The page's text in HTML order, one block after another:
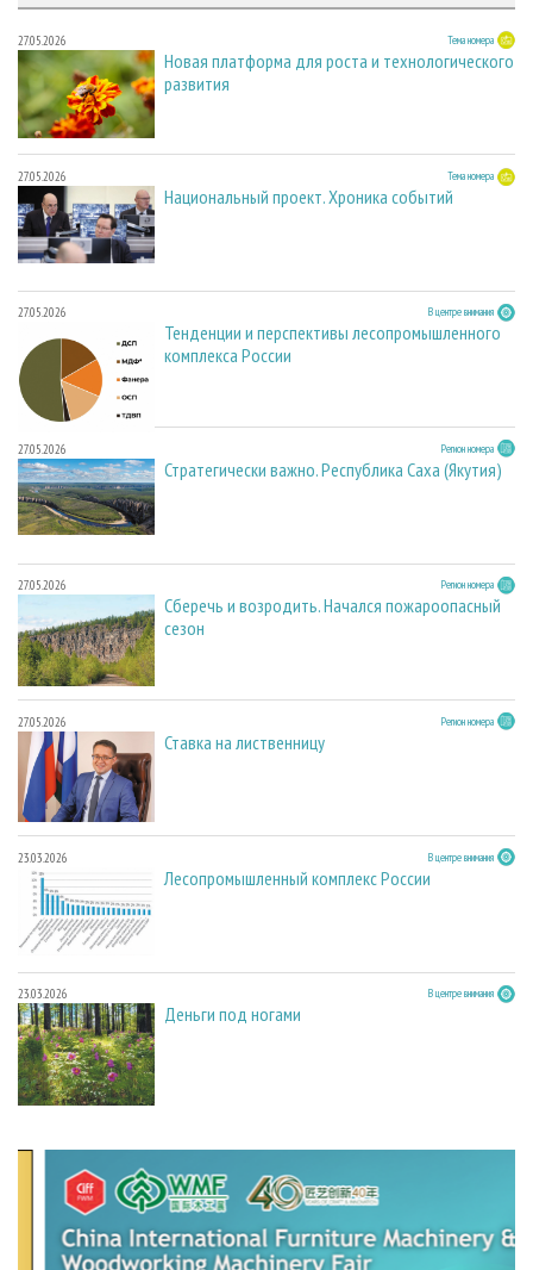
27.05.2026 Тема номера
Новая платформа для роста и технологического
развития
27.05.2026 Тема номера
Национальный проект. Хроника событий
27.05.2026 В центре внимания
Тенденции и перспективы лесопромышленного
комплекса России
27.05.2026 Регион номера
Стратегически важно. Республика Саха (Якутия)
27.05.2026 Регион номера
Сберечь и возродить. Начался пожароопасный
сезон
27.05.2026 Регион номера
Ставка на лиственницу
23.03.2026 В центре внимания
Лесопромышленный комплекс России
23.03.2026 В центре внимания
Деньги под ногами